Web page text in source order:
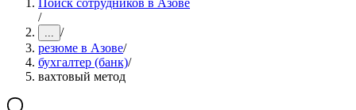
Поиск сотрудников в Азове
/
... /
резюме в Азове/
бухгалтер (банк)/
вахтовый метод